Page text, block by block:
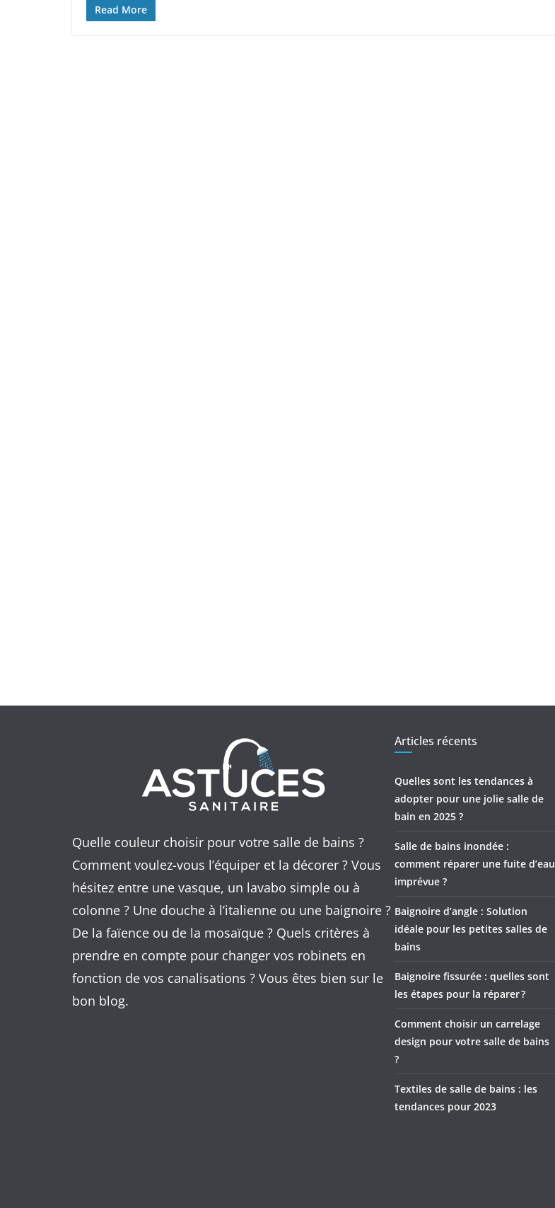
Read More
Quelle couleur choisir pour votre salle de bains ?
Comment voulez-vous l’équiper et la décorer ? Vous
hésitez entre une vasque, un lavabo simple ou à
colonne ? Une douche à l’italienne ou une baignoire ?
De la faïence ou de la mosaïque ? Quels critères à
prendre en compte pour changer vos robinets en
fonction de vos canalisations ? Vous êtes bien sur le
bon blog.
Articles récents
Quelles sont les tendances à
adopter pour une jolie salle de
bain en 2025 ?
Salle de bains inondée :
comment réparer une fuite d’eau
imprévue ?
Baignoire d’angle : Solution
idéale pour les petites salles de
bains
Baignoire fissurée : quelles sont
les étapes pour la réparer ?
Comment choisir un carrelage
design pour votre salle de bains
?
Textiles de salle de bains : les
tendances pour 2023